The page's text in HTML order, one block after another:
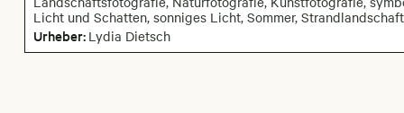
Licht und Schatten, sonniges Licht, Sommer,
Urheber: Lydia Dietsch